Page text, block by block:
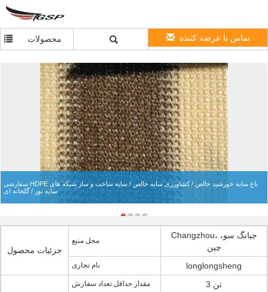
محصولات تماس با عرضه کننده
سفارشی HDPE باغ سایه خورشید خالص / کشاورزی سایه خالص / سایه ساخت و ساز شبکه های
سایه تور / گلخانه ای
جزئیات محصول
محل منبع
Changzhou، جیانگ سو،
چین
نام تجاری longlongsheng
مقدار حداقل تعداد سفارش 3 تن